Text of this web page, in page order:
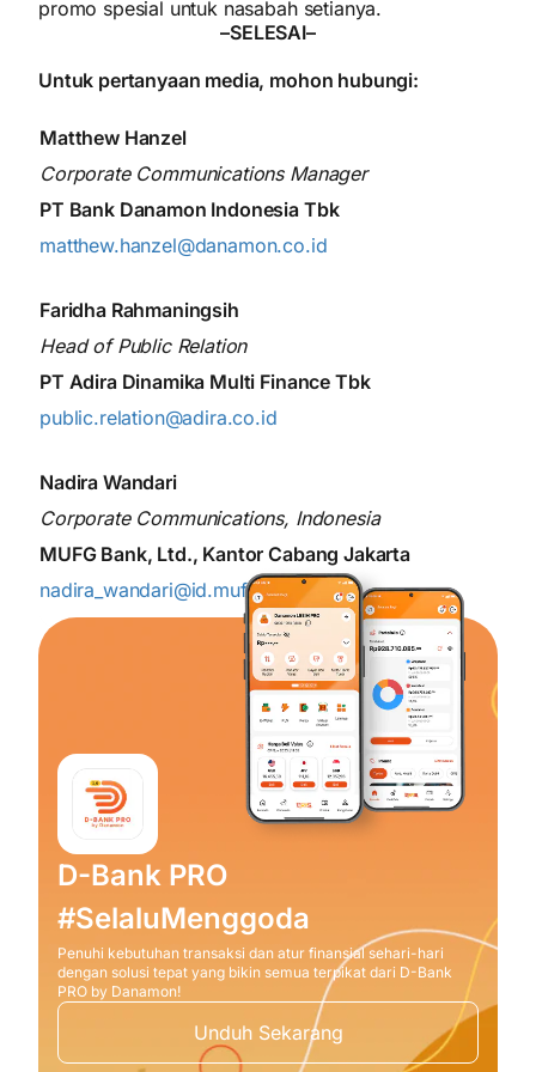
promo spesial untuk nasabah setianya.
–SELESAI–
Untuk pertanyaan media, mohon hubungi:
Matthew Hanzel
Corporate Communications Manager
PT Bank Danamon Indonesia Tbk
matthew.hanzel@danamon.co.id
Faridha Rahmaningsih
Head of Public Relation
PT Adira Dinamika Multi Finance Tbk
public.relation@adira.co.id
Nadira Wandari
Corporate Communications, Indonesia
MUFG Bank, Ltd., Kantor Cabang Jakarta
nadira_wandari@id.mufg.jp
D-Bank PRO
#SelaluMenggoda
Penuhi kebutuhan transaksi dan atur finansial sehari-hari
dengan solusi tepat yang bikin semua terpikat dari D-Bank
PRO by Danamon!
Unduh Sekarang